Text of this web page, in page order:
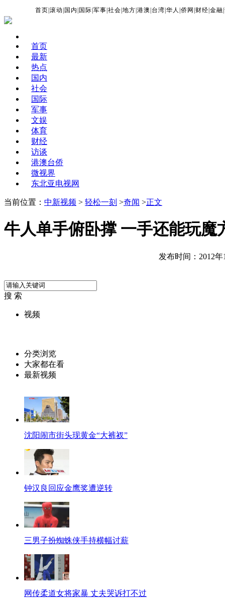
首页 |滚动 国内 国际 |军事 |社会 |地方 |港澳 台湾 |华人 |侨网 财经 |金融 |
首页
最新
热点
国内
社会
国际
军事
文娱
体育
财经
访谈
港澳台侨
微视界
东北亚电视网
当前位置： 中新视频 > 轻松一刻 >奇闻 >正文
牛人单手俯卧撑 一手还能玩魔
发布时间：2012年
搜 索
视频
分类浏览
大家都在看
最新视频
沈阳闹市街头现黄金“大裤衩”
钟汉良回应金鹰奖遭逆转
三男子扮蜘蛛侠手持横幅讨薪
网传柔道女将家暴 丈夫哭诉打不过